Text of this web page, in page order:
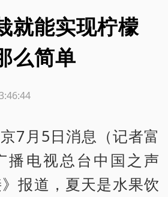
就能实现柠檬
么简单
7月5日消息（记者富
播电视总台中国之声
》报道，夏天是水果饮